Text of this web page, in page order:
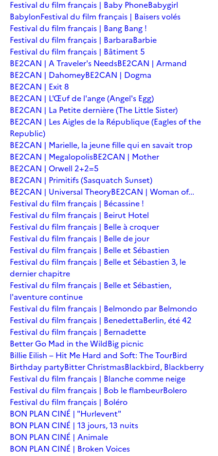
Festival du film français | Baby PhoneBabygirl
BabylonFestival du film français | Baisers volés
Festival du film français | Bang Bang !
Festival du film français | BarbaraBarbie
Festival du film français | Bâtiment 5
BE2CAN | A Traveler's NeedsBE2CAN | Armand
BE2CAN | DahomeyBE2CAN | Dogma
BE2CAN | Exit 8
BE2CAN | L'Œuf de l'ange (Angel's Egg)
BE2CAN | La Petite dernière (The Little Sister)
BE2CAN | Les Aigles de la République (Eagles of the
Republic)
BE2CAN | Marielle, la jeune fille qui en savait trop
BE2CAN | MegalopolisBE2CAN | Mother
BE2CAN | Orwell 2+2=5
BE2CAN | Primitifs (Sasquatch Sunset)
BE2CAN | Universal TheoryBE2CAN | Woman of...
Festival du film français | Bécassine !
Festival du film français | Beirut Hotel
Festival du film français | Belle à croquer
Festival du film français | Belle de jour
Festival du film français | Belle et Sébastien
Festival du film français | Belle et Sébastien 3, le
dernier chapitre
Festival du film français | Belle et Sébastien,
l'aventure continue
Festival du film français | Belmondo par Belmondo
Festival du film français | BenedettaBerlin, été 42
Festival du film français | Bernadette
Better Go Mad in the WildBig picnic
Billie Eilish – Hit Me Hard and Soft: The TourBird
Birthday partyBitter ChristmasBlackbird, Blackberry
Festival du film français | Blanche comme neige
Festival du film français | Bob le flambeurBolero
Festival du film français | Boléro
BON PLAN CINÉ | "Hurlevent"
BON PLAN CINÉ | 13 jours, 13 nuits
BON PLAN CINÉ | Animale
BON PLAN CINÉ | Broken Voices